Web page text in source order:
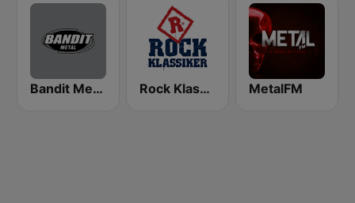
Bandit Metal Rock Klassiker MetalFM